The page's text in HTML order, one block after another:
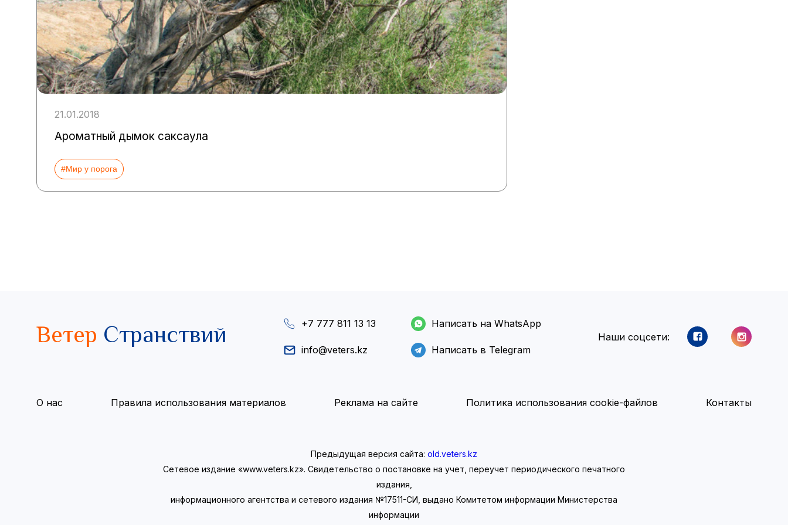
21.01.2018
Ароматный дымок саксаула
#Мир у порога
Ветер Странствий +7 777 811 13 13
info@veters.kz
Написать на WhatsApp
Написать в Telegram
Наши соцсети:
О нас Правила использования материалов Реклама на сайте Политика использования cookie-файлов Контакты
Предыдущая версия сайта: old.veters.kz
Сетевое издание «www.veters.kz». Свидетельство о постановке на учет, переучет периодического печатного
издания,
информационного агентства и сетевого издания №17511-СИ, выдано Комитетом информации Министерства
информации